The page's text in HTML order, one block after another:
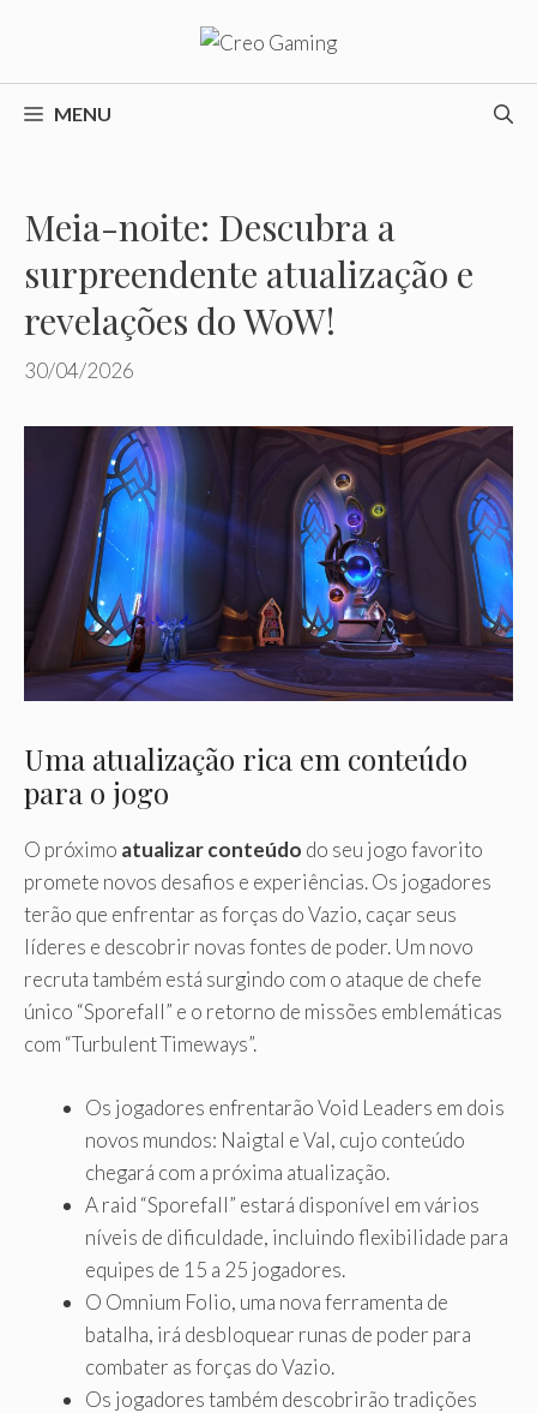
o
conteúdoMENU
Meia-noite: Descubra a
surpreendente atualização e
revelações do WoW!
30/04/2026
Uma atualização rica em conteúdo
para o jogo
O próximo atualizar conteúdo do seu jogo favorito
promete novos desafios e experiências. Os jogadores
terão que enfrentar as forças do Vazio, caçar seus
líderes e descobrir novas fontes de poder. Um novo
recruta também está surgindo com o ataque de chefe
único “Sporefall” e o retorno de missões emblemáticas
com “Turbulent Timeways”.
Os jogadores enfrentarão Void Leaders em dois
novos mundos: Naigtal e Val, cujo conteúdo
chegará com a próxima atualização.
A raid “Sporefall” estará disponível em vários
níveis de dificuldade, incluindo flexibilidade para
equipes de 15 a 25 jogadores.
O Omnium Folio, uma nova ferramenta de
batalha, irá desbloquear runas de poder para
combater as forças do Vazio.
Os jogadores também descobrirão tradições